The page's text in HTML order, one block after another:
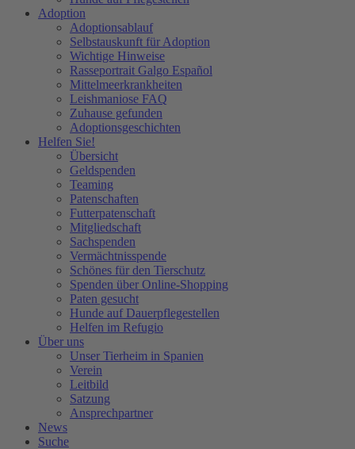
Adoption
Adoptionsablauf
Selbstauskunft für Adoption
Wichtige Hinweise
Rasseportrait Galgo Español
Mittelmeerkrankheiten
Leishmaniose FAQ
Zuhause gefunden
Adoptionsgeschichten
Helfen Sie!
Übersicht
Geldspenden
Teaming
Patenschaften
Futterpatenschaft
Mitgliedschaft
Sachspenden
Vermächtnisspende
Schönes für den Tierschutz
Spenden über Online-Shopping
Paten gesucht
Hunde auf Dauerpflegestellen
Helfen im Refugio
Über uns
Unser Tierheim in Spanien
Verein
Leitbild
Satzung
Ansprechpartner
News
Suche